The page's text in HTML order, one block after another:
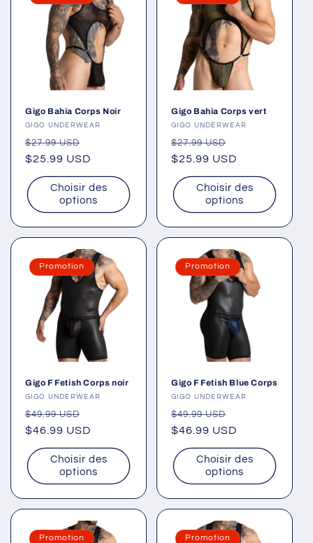
Gigo Bahia Corps Noir
Fournisseur :
GIGO UNDERWEAR
Prix
habituel
$27.99 USD
promotionnel
$25.99 USD
Choisir des
options
Gigo Bahia Corps vert
Fournisseur :
GIGO UNDERWEAR
Prix
habituel
$27.99 USD
promotionnel
$25.99 USD
Choisir des
options
Promotion
Gigo F Fetish Corps noir
Fournisseur :
GIGO UNDERWEAR
Prix
habituel
$49.99 USD
promotionnel
$46.99 USD
Choisir des
options
Promotion
Gigo F Fetish Blue Corps
Fournisseur :
GIGO UNDERWEAR
Prix
habituel
$49.99 USD
promotionnel
$46.99 USD
Choisir des
options
Promotion Promotion